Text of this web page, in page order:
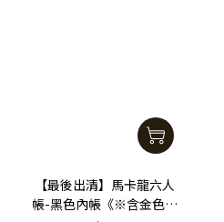
【最後出清】馬卡龍六人
帳-黑色內帳《※含金色帳